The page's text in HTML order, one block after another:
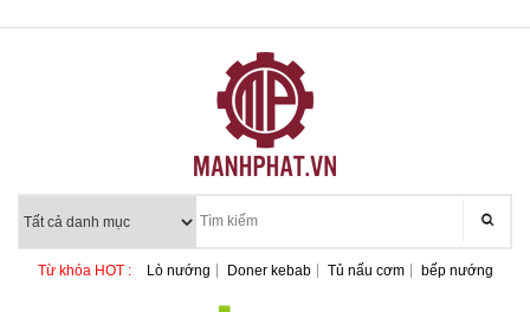
Từ khóa HOT : Lò nướng Doner kebab Tủ nấu cơm bếp nướng